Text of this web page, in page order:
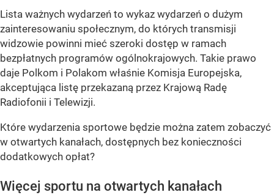
Lista ważnych wydarzeń to wykaz wydarzeń o dużym
zainteresowaniu społecznym, do których transmisji
widzowie powinni mieć szeroki dostęp w ramach
bezpłatnych programów ogólnokrajowych. Takie prawo
daje Polkom i Polakom właśnie Komisja Europejska,
akceptująca listę przekazaną przez Krajową Radę
Radiofonii i Telewizji.
Które wydarzenia sportowe będzie można zatem zobaczyć
w otwartych kanałach, dostępnych bez konieczności
dodatkowych opłat?
Więcej sportu na otwartych kanałach